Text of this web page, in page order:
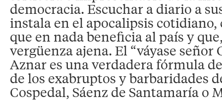
democracia. Escuchar a diario a
instala en el apocalipsis
que en nada beneficia al país y
vergüenza ajena. El “váyase señor
Aznar es una verdadera fórmula
de los exabruptos y barbaridades
Cospedal, Sáenz de Santamaría o